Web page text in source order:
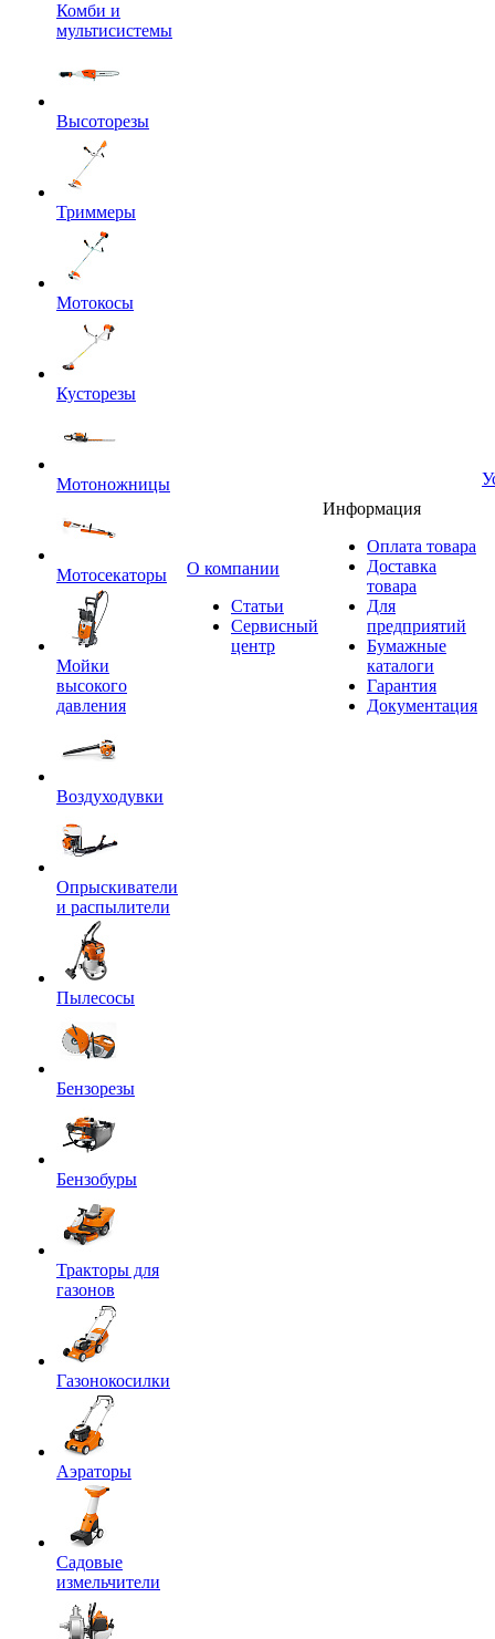
Комби и
мультисистемы
Высоторезы
Триммеры
Мотокосы
Кусторезы
Мотоножницы
Мотосекаторы
Мойки
высокого
давления
Воздуходувки
Опрыскиватели
и распылители
Пылесосы
Бензорезы
Бензобуры
Тракторы для
газонов
Газонокосилки
Аэраторы
Садовые
измельчители
O компании
Статьи
Сервисный
центр
Информация
Оплата товара
Доставка
товара
Для
предприятий
Бумажные
каталоги
Гарантия
Документация